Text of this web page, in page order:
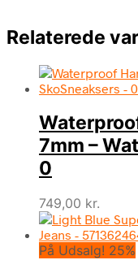
Relaterede
7mm –
0
749,00 kr.
På Udsalg! 25%